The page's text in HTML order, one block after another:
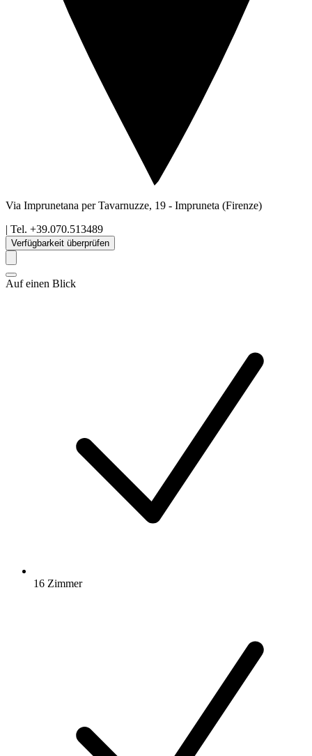
Via Imprunetana per Tavarnuzze, 19 - Impruneta (Firenze)
| Tel. +39.070.513489
Verfügbarkeit überprüfen
Auf einen Blick
16 Zimmer